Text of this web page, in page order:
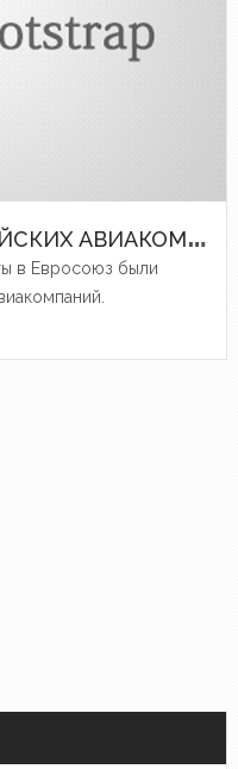
П
ОЛЕТЫ ШЕСТИ РОССИЙСКИХ АВИАКОМПАНИЙ ОГРАНИЧЕНЫ В ЕС
в Евросоюз были